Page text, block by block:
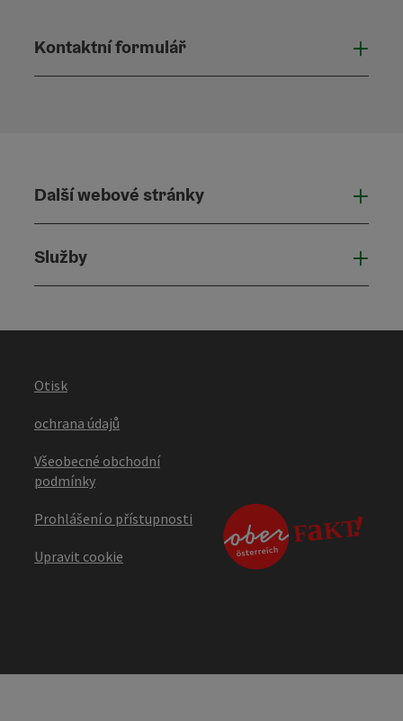
Kontaktní formulář
Další webové stránky
Služby
Otisk
ochrana údajů
Všeobecné obchodní
podmínky
Prohlášení o přístupnosti
Upravit cookie